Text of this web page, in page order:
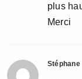
plus
Merci
Stéphane